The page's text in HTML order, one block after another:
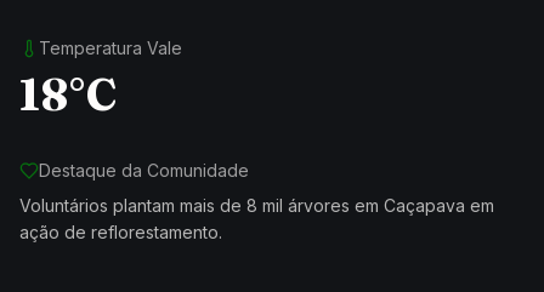
Temperatura Vale
18°C
Destaque da Comunidade
Voluntários plantam mais de 8 mil árvores em Caçapava em
ação de reflorestamento.